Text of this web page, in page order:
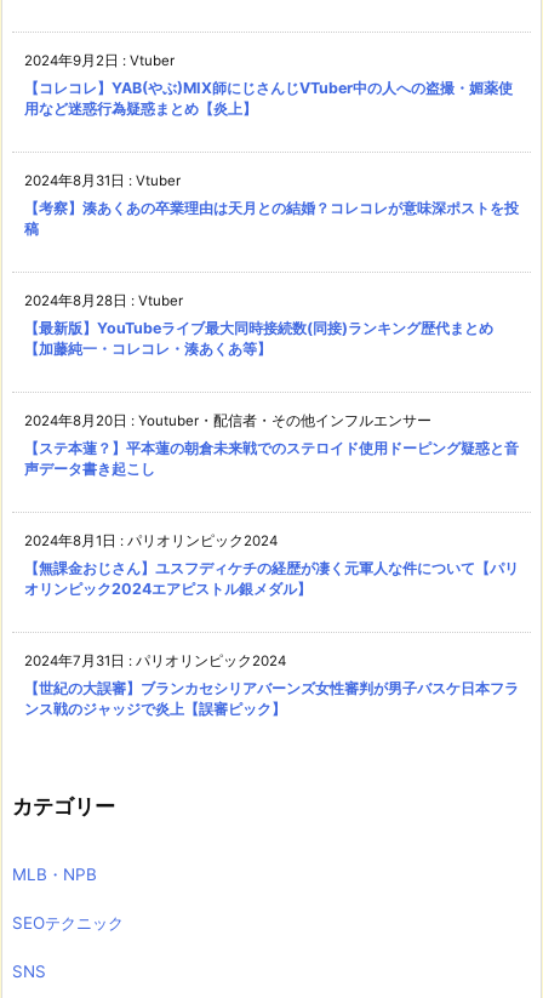
2024年9月2日 : Vtuber
【コレコレ】YAB(やぶ)MIX師にじさんじVTuber中の人への盗撮・媚薬使
用など迷惑行為疑惑まとめ【炎上】
2024年8月31日 : Vtuber
【考察】湊あくあの卒業理由は天月との結婚？コレコレが意味深ポストを投
稿
2024年8月28日 : Vtuber
【最新版】YouTubeライブ最大同時接続数(同接)ランキング歴代まとめ
【加藤純一・コレコレ・湊あくあ等】
2024年8月20日 : Youtuber・配信者・その他インフルエンサー
【ステ本蓮？】平本蓮の朝倉未来戦でのステロイド使用ドーピング疑惑と音
声データ書き起こし
2024年8月1日 : パリオリンピック2024
【無課金おじさん】ユスフディケチの経歴が凄く元軍人な件について【パリ
オリンピック2024エアピストル銀メダル】
2024年7月31日 : パリオリンピック2024
【世紀の大誤審】ブランカセシリアバーンズ女性審判が男子バスケ日本フラ
ンス戦のジャッジで炎上【誤審ピック】
カテゴリー
MLB・NPB
SEOテクニック
SNS